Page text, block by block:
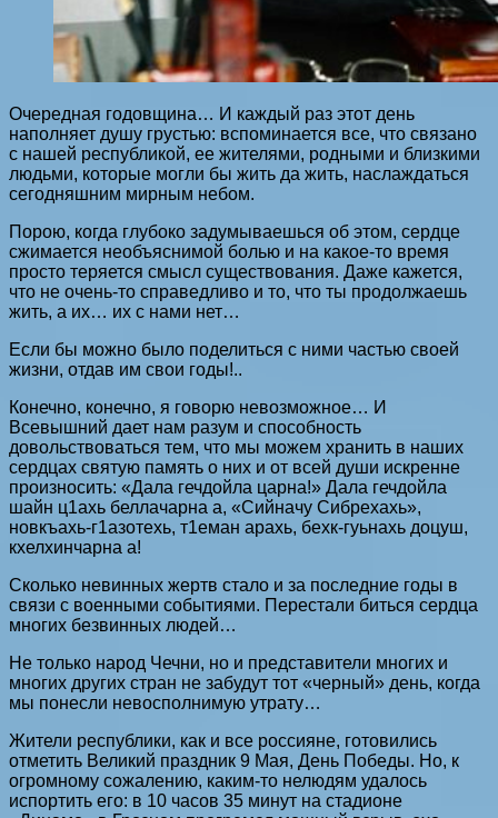
Очередная годовщина… И каждый раз этот день
наполняет душу грустью: вспоминается все, что связано
с нашей республикой, ее жителями, родными и близкими
людьми, которые могли бы жить да жить, наслаждаться
сегодняшним мирным небом.
Порою, когда глубоко задумываешься об этом, сердце
сжимается необъяснимой болью и на какое-то время
просто теряется смысл существования. Даже кажется,
что не очень-то справедливо и то, что ты продолжаешь
жить, а их… их с нами нет…
Если бы можно было поделиться с ними частью своей
жизни, отдав им свои годы!..
Конечно, конечно, я говорю невозможное… И
Всевышний дает нам разум и способность
довольствоваться тем, что мы можем хранить в наших
сердцах святую память о них и от всей души искренне
произносить: «Дала гечдойла царна!» Дала гечдойла
шайн ц1ахь беллачарна а, «Сийначу Сибрехахь»,
новкъахь-г1азотехь, т1еман арахь, бехк-гуьнахь доцуш,
кхелхинчарна а!
Сколько невинных жертв стало и за последние годы в
связи с военными событиями. Перестали биться сердца
многих безвинных людей…
Не только народ Чечни, но и представители многих и
многих других стран не забудут тот «черный» день, когда
мы понесли невосполнимую утрату…
Жители республики, как и все россияне, готовились
отметить Великий праздник 9 Мая, День Победы. Но, к
огромному сожалению, каким-то нелюдям удалось
испортить его: в 10 часов 35 минут на стадионе